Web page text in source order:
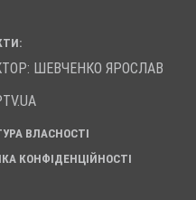
ШЕВЧЕНКО ЯРОСЛАВ
ВЛАСНОСТІ
КОНФІДЕНЦІЙНОСТІ